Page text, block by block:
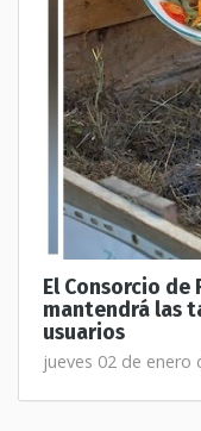
El Consorcio
mantendrá las
usuarios
jueves 02 de enero